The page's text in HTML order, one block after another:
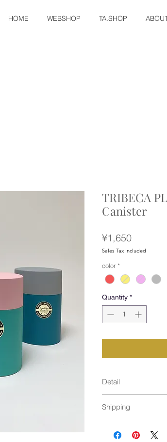
HOME WEBSHOP TA.SHOP
TRIBECA
Canister
¥1,650Price
Sales Tax Included
color *
Quantity *
Detail
material : 本体
Made in Japan
Shipping